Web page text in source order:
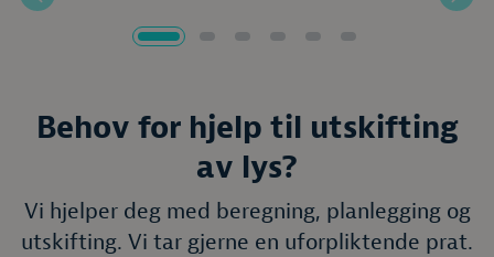
Forrige
Behov for hjelp til utskifting
av lys?
Vi hjelper deg med beregning, planlegging og
utskifting. Vi tar gjerne en uforpliktende prat.